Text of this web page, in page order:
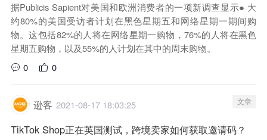
据Publicis Sapient对美国和欧洲消费者的一项新调查显示● 大
约80%的美国受访者计划在黑色星期五和网络星期一期间购
物。这包括82%的人将在网络星期一购物，76%的人将在黑色
星期五购物，以及55%的人计划在其中的周末购物。
0
0
逊客 2021-08-17 18:03:25 文章
TikTok Shop正在英国测试，跨境卖家如何获取邀请码？